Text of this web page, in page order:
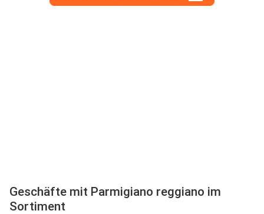
Geschäfte mit Parmigiano reggiano im
Sortiment